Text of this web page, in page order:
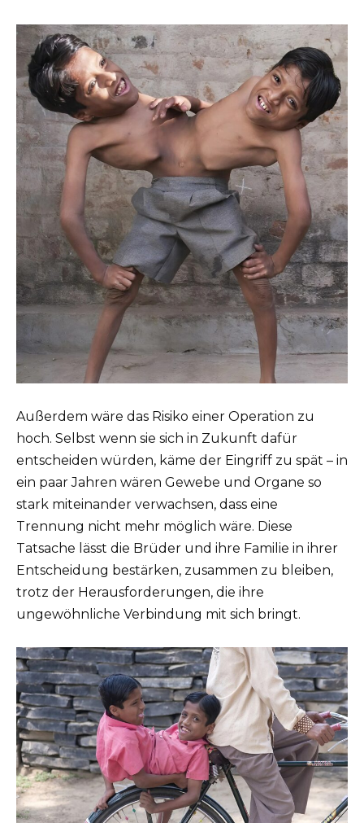
Außerdem wäre das Risiko einer Operation zu
hoch. Selbst wenn sie sich in Zukunft dafür
entscheiden würden, käme der Eingriff zu spät – in
ein paar Jahren wären Gewebe und Organe so
stark miteinander verwachsen, dass eine
Trennung nicht mehr möglich wäre. Diese
Tatsache lässt die Brüder und ihre Familie in ihrer
Entscheidung bestärken, zusammen zu bleiben,
trotz der Herausforderungen, die ihre
ungewöhnliche Verbindung mit sich bringt.